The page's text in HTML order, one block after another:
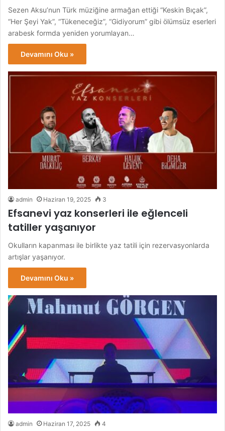
Sezen Aksu’nun Türk müziğine armağan ettiği “Keskin Bıçak”,
“Her Şeyi Yak”, “Tükeneceğiz”, “Gidiyorum” gibi ölümsüz eserleri
arabesk formda yeniden yorumlayan…
Devamını Oku »
admin Haziran 19, 2025 3
Efsanevi yaz konserleri ile eğlenceli
tatiller yaşanıyor
Okulların kapanması ile birlikte yaz tatili için rezervasyonlarda
artışlar yaşanıyor.
Devamını Oku »
admin Haziran 17, 2025 4